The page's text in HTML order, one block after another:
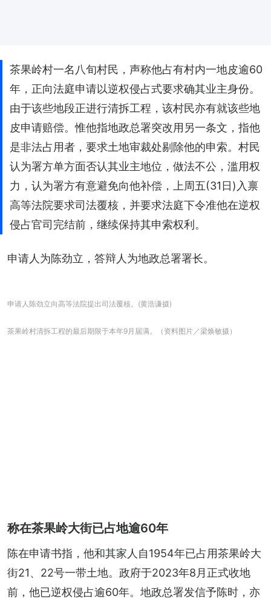
茶果岭村一名八旬村民，声称他占有村内一地皮逾60
年，正向法庭申请以逆权侵占式要求确其业主身份。
由于该些地段正进行清拆工程，该村民亦有就该些地
皮申请赔偿。惟他指地政总署突改用另一条文，指他
是非法占用者，要求土地审裁处剔除他的申索。村民
认为署方单方面否认其业主地位，做法不公，滥用权
力，认为署方有意避免向他补偿，上周五(31日)入禀
高等法院要求司法覆核，并要求法庭下令准他在逆权
侵占官司完结前，继续保持其申索权利。
申请人为陈劲立，答辩人为地政总署署长。
申请人陈劲立向高等法院提出司法覆核。(黄浩谦摄)
茶果岭村清拆工程的最后期限于本年9月届满。（资料图片／梁焕敏摄）
称在茶果岭大街已占地逾60年
陈在申请书指，他和其家人自1954年已占用茶果岭大
街21、22号一带土地。政府于2023年8月正式收地
前，他已逆权侵占逾60年。地政总署发信予陈时，亦